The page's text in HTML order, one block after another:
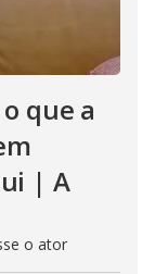
que a
| A
o ator